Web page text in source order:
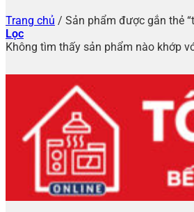
Trang chủ / Sản phẩm được gắn thẻ
Lọc
Không tìm thấy sản phẩm nào khớp